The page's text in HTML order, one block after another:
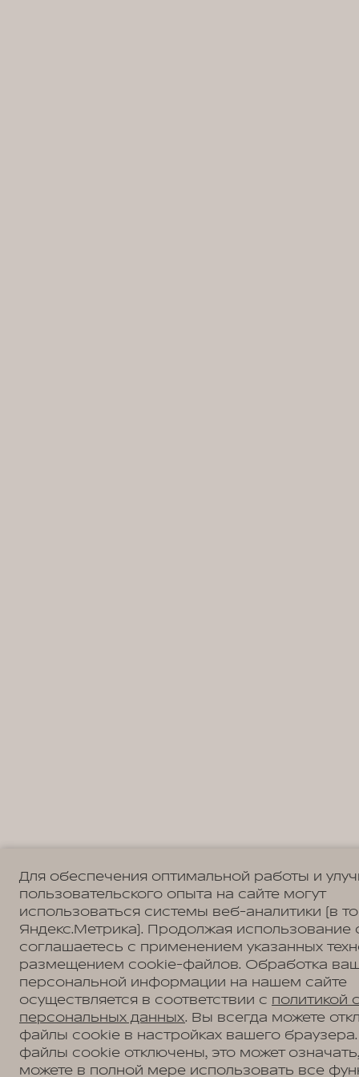
Для обеспечения оптимальной работы и
пользовательского опыта на сайте могут
использоваться системы веб-аналитики (в
Яндекс.Метрика). Продолжая использование
соглашаетесь с применением указанных
размещением cookie-файлов. Обработка
персональной информации на нашем сайте
осуществляется в соответствии с политикой
персональных данных. Вы всегда можете
файлы cookie в настройках вашего
файлы cookie отключены, это может
можете в полной мере использовать все